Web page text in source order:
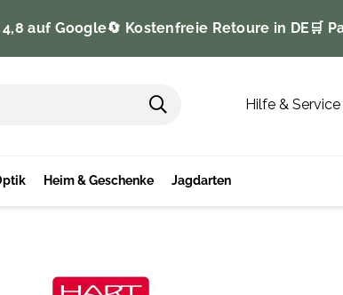
4,8 auf Google🔄 Kostenfreie Retoure in DE 🛒
Hilfe & Service
Heim & Geschenke Jagdarten